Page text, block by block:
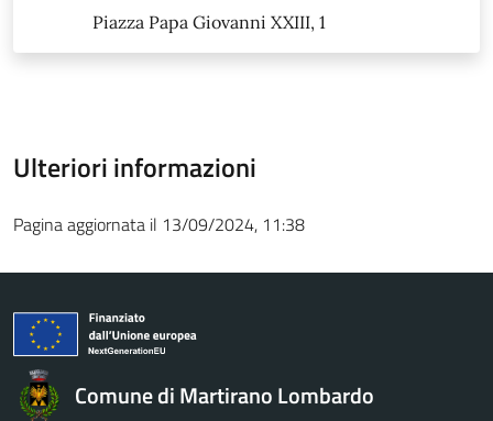
Piazza Papa Giovanni XXIII, 1
Ulteriori informazioni
Pagina aggiornata il 13/09/2024, 11:38
Comune di Martirano Lombardo